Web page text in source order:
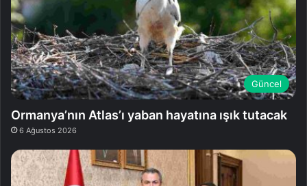
Güncel
Ormanya’nın Atlas’ı yaban hayatına ışık tutacak
6 Ağustos 2026